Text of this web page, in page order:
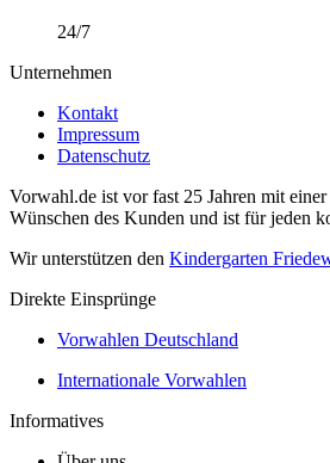
24/7
Unternehmen
Kontakt
Impressum
Datenschutz
Vorwahl.de ist vor fast 25 Jahren mit
Wünschen des Kunden und ist für jeden
Wir unterstützen den Kindergarten
Direkte Einsprünge
Vorwahlen Deutschland
Internationale Vorwahlen
Informatives